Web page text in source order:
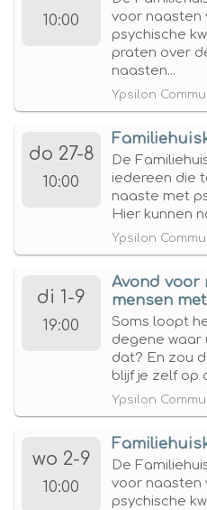
10:00
voor naasten
psychische
praten over
naasten...
Ypsilon
do 27-8
10:00
De
iedereen die
naaste met
Hier kunnen
Ypsilon
di 1-9
19:00
Avond voor
mensen
Soms loopt
degene waar
dat? En zou
blijf je zelf op
Ypsilon
wo 2-9
10:00
De
voor naasten
psychische